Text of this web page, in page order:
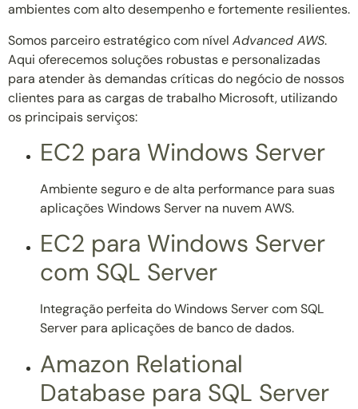
ambientes com alto desempenho e fortemente resilientes.
Somos parceiro estratégico com nível Advanced AWS.
Aqui oferecemos soluções robustas e personalizadas
para atender às demandas críticas do negócio de nossos
clientes para as cargas de trabalho Microsoft, utilizando
os principais serviços:
EC2 para Windows Server
Ambiente seguro e de alta performance para suas
aplicações Windows Server na nuvem AWS.
EC2 para Windows Server
com SQL Server
Integração perfeita do Windows Server com SQL
Server para aplicações de banco de dados.
Amazon Relational
Database para SQL Server